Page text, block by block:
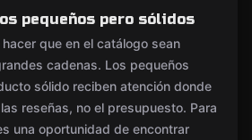
pequeños pero sólidos
que en el catálogo sean
cadenas. Los pequeños
sólido reciben atención donde
reseñas, no el presupuesto. Para
una oportunidad de encontrar